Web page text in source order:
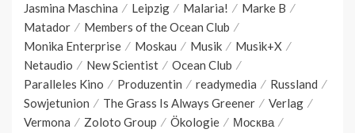
Jasmina Maschina
Leipzig Malaria!
Marke B
Matador
Members of the Ocean Club
Monika Enterprise
Moskau Musik
Musik+X
Netaudio
New Scientist
Ocean Club
Paralleles Kino
Produzentin readymedia
Russland
Sowjetunion
The Grass Is Always Greener
Verlag
Vermona
Zoloto Group Ökologie
Москва